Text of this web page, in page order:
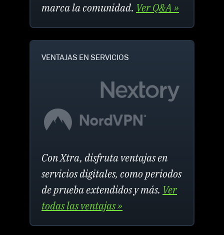
marca la comunidad. Ver Q&A »
VENTAJAS EN SERVICIOS
Con Xtra, disfruta ventajas en
servicios digitales, como periodos
de prueba extendidos y más. Ver
todas las ventajas »